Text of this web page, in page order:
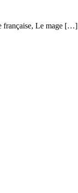
française, Le mage […]